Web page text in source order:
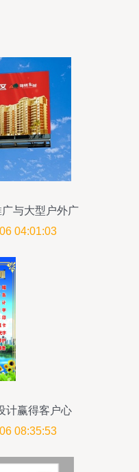
与大型户外广
04:01:03
计赢得客户心
08:35:53